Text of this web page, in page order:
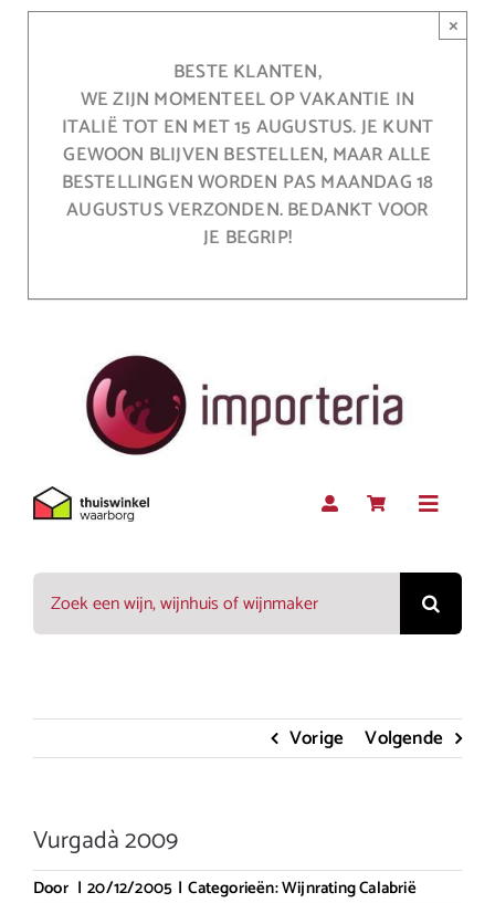
BESTE KLANTEN,
WE ZIJN MOMENTEEL OP VAKANTIE IN
ITALIË TOT EN MET 15 AUGUSTUS. JE KUNT
GEWOON BLIJVEN BESTELLEN, MAAR ALLE
BESTELLINGEN WORDEN PAS MAANDAG 18
AUGUSTUS VERZONDEN. BEDANKT VOOR
JE BEGRIP!
×
Toggle
Rood
Zoeken
naar:
Vorige Volgende
Vurgadà 2009
Door | 20/12/2005 | Categorieën:Wijnrating Calabrië